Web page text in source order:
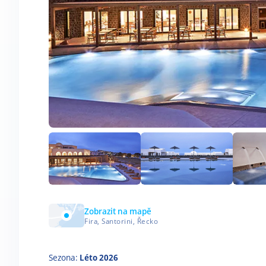
Zobrazit na mapě
Fira, Santorini, Řecko
Sezona: Léto 2026